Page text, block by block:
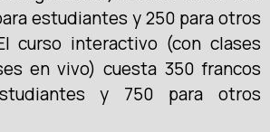
estudiantes y 250 para otros
curso interactivo (con clases
en vivo) cuesta 350 francos
y 750 para otros